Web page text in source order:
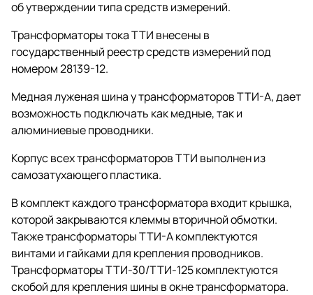
об утверждении типа средств измерений.
Трансформаторы тока ТТИ внесены в
государственный реестр средств измерений под
номером 28139-12.
Медная луженая шина у трансформаторов ТТИ-А, дает
возможность подключать как медные, так и
алюминиевые проводники.
Корпус всех трансформаторов ТТИ выполнен из
самозатухающего пластика.
В комплект каждого трансформатора входит крышка,
которой закрываются клеммы вторичной обмотки.
Также трансформаторы ТТИ-А комплектуются
винтами и гайками для крепления проводников.
Трансформаторы ТТИ-30/ТТИ-125 комплектуются
скобой для крепления шины в окне трансформатора.